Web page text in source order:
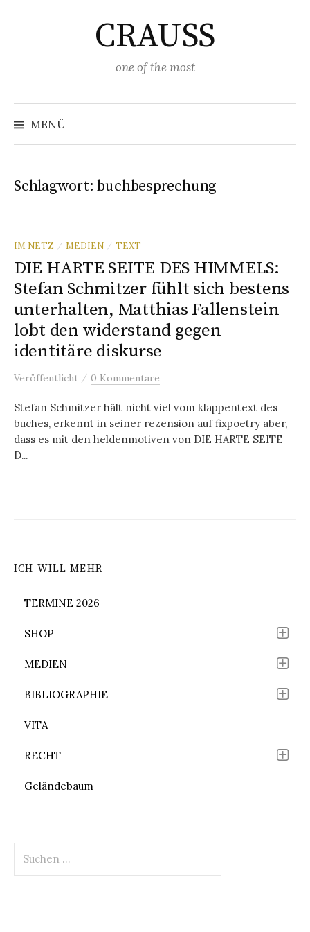
CRAUSS
one of the most
MENÜ
Suchen
Schlagwort:buchbesprechung
IM NETZ / MEDIEN / TEXT
DIE HARTE SEITE DES HIMMELS:
Stefan Schmitzer fühlt sich bestens
unterhalten, Matthias Fallenstein
lobt den widerstand gegen
identitäre diskurse
Veröffentlicht / 0 Kommentare
Stefan Schmitzer hält nicht viel vom klappentext des
buches, erkennt in seiner rezension auf fixpoetry aber,
dass es mit den heldenmotiven von DIE HARTE SEITE
D...
ICH WILL MEHR
TERMINE 2026
SHOP
MEDIEN
BIBLIOGRAPHIE
VITA
RECHT
Geländebaum
nach: